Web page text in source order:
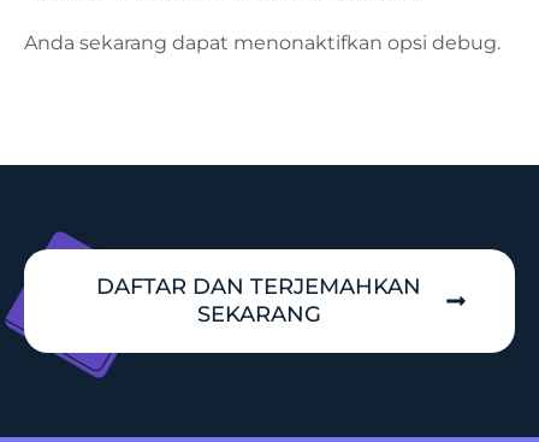
Anda sekarang dapat menonaktifkan opsi debug.
DAFTAR DAN TERJEMAHKAN
SEKARANG